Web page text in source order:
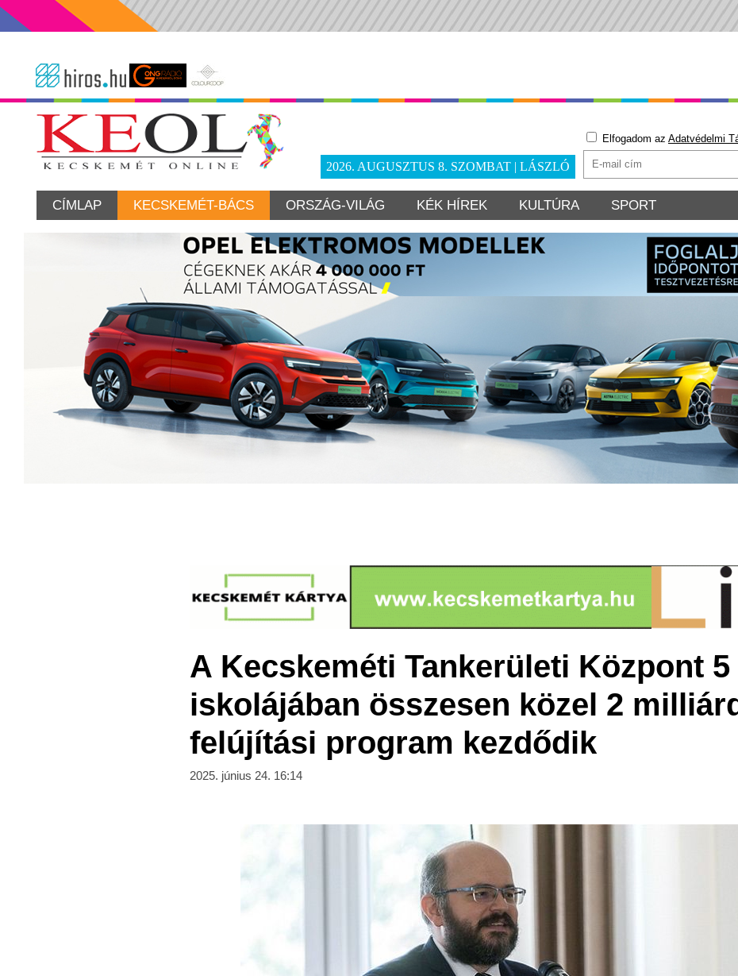
2026. AUGUSZTUS 8. SZOMBAT | LÁSZLÓ
Elfogadom az Adatvédelmi
CÍMLAP KECSKEMÉT-BÁCS ORSZÁG-VILÁG KÉK HÍREK KULTÚRA SPORT
A Kecskeméti Tankerületi Központ 5
iskolájában összesen közel 2
felújítási program kezdődik
2025. június 24. 16:14